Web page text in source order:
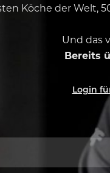
Köche der
Und das
Bereits
Login